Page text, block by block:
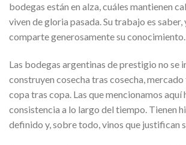
bodegas están en alza, cuáles mantienen
viven de gloria pasada. Su trabajo es saber,
comparte generosamente su conocimiento.
Las bodegas argentinas de prestigio no se
construyen cosecha tras cosecha,
copa tras copa. Las que mencionamos aquí
consistencia a lo largo del tiempo. Tienen
definido y, sobre todo, vinos que justifican